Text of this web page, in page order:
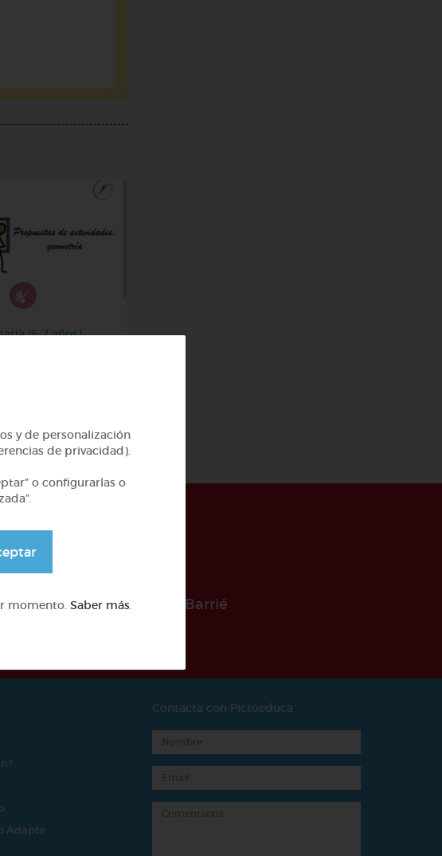
(6-7 años)
de la Fundación Barrié
Adapta
Contacta con Pictoeduca
y de personalización
de privacidad).
o configurarlas o
momento. Saber más.